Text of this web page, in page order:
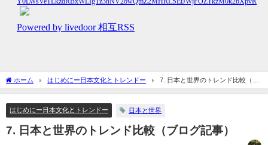
ホーム はじめにー日本文化とトレンドー
7. 日本と世界のトレンド比較（ブ
ログ記事）
はじめにー日本文化とトレンドー 日本と世界
7. 日本と世界のトレンド比較（ブログ記事）